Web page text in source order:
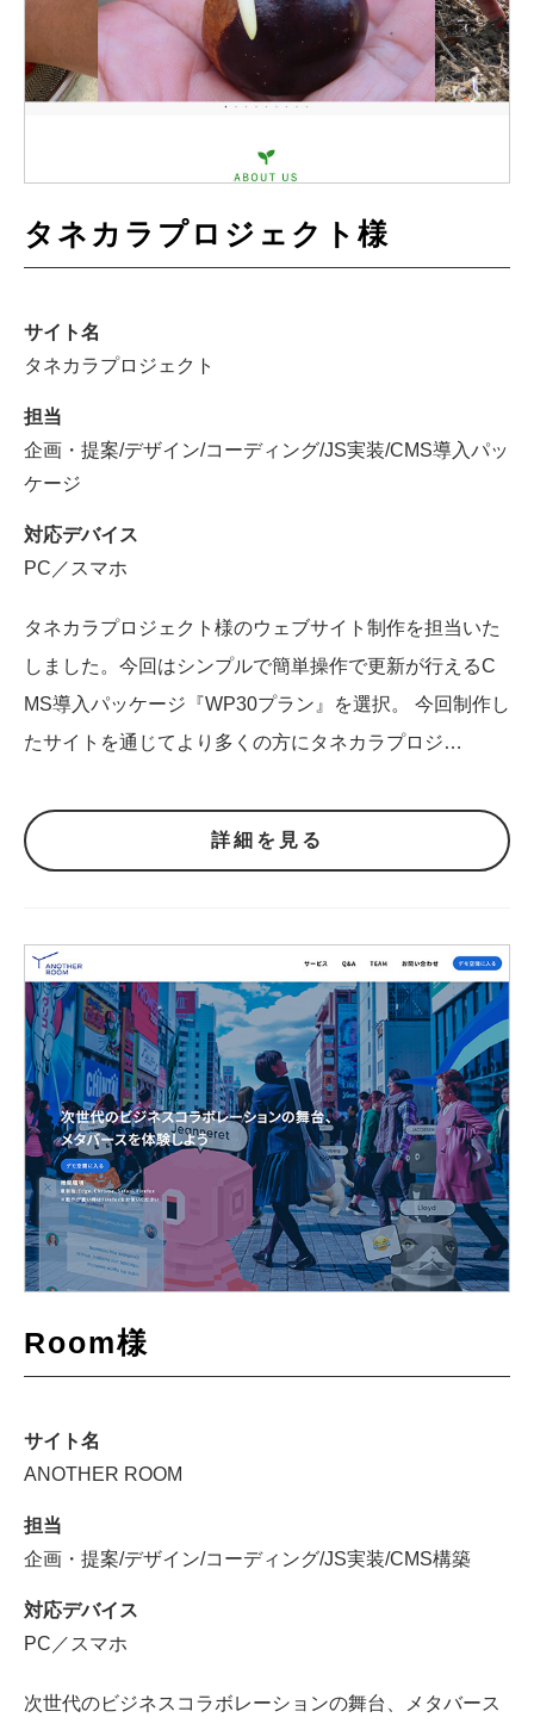
タネカラプロジェクト様
サイト名
タネカラプロジェクト
担当
企画・提案/デザイン/コーディング/JS実装/CMS導入パッ
ケージ
対応デバイス
PC／スマホ
タネカラプロジェクト様のウェブサイト制作を担当いた
しました。今回はシンプルで簡単操作で更新が行えるC
MS導入パッケージ『WP30プラン』を選択。 今回制作し
たサイトを通じてより多くの方にタネカラプロジ…
詳細を見る
Room様
サイト名
ANOTHER ROOM
担当
企画・提案/デザイン/コーディング/JS実装/CMS構築
対応デバイス
PC／スマホ
次世代のビジネスコラボレーションの舞台、メタバース